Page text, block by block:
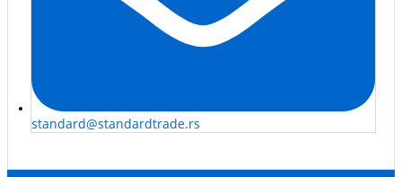
standard@standardtrade.rs